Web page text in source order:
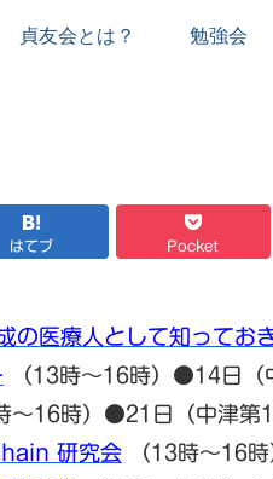
貞友会とは？ 勉強会
はてブ Pocket
の医療人として知ってお
（13時～16時）●14日（
～16時）●21日（中津第1
研究会 （13時～16時